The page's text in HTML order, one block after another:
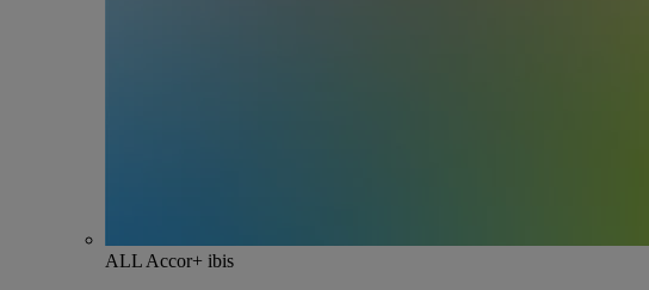
ALL Accor+ ibis